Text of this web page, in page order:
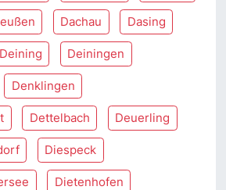
Dachau Dasing
Deining Deiningen
Denklingen
Dettelbach Deuerling
Diespeck
Dietenhofen